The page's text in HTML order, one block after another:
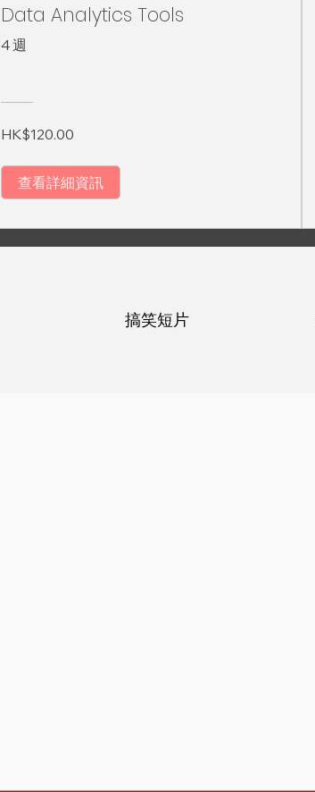
Data Analytics Tools
4 週
HK$120.00
查看詳細資訊
搞笑短片